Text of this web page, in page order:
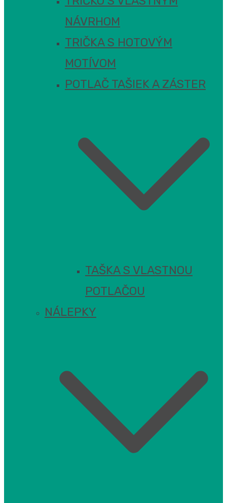
NÁVRHOM
TRIČKA S HOTOVÝM
MOTÍVOM
POTLAČ TAŠIEK A ZÁSTER
TAŠKA S VLASTNOU
POTLAČOU
NÁLEPKY